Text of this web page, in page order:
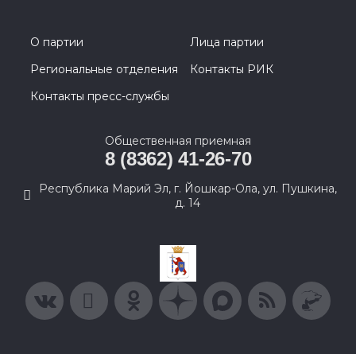
О партии
Лица партии
Региональные отделения
Контакты РИК
Контакты пресс-службы
Общественная приемная
8 (8362) 41-26-70
Республика Марий Эл, г. Йошкар-Ола, ул. Пушкина,
д. 14